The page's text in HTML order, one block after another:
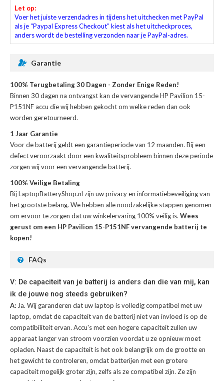
Let op:
Voer het juiste verzendadres in tijdens het uitchecken met PayPal
als je “Paypal Express Checkout” kiest als het uitcheckproces,
anders wordt de bestelling verzonden naar je PayPal-adres.
Garantie
100% Terugbetaling 30 Dagen - Zonder Enige Reden!
Binnen 30 dagen na ontvangst kan devervangende HP Pavilion 15-
P151NF accu die wij hebben gekocht om welke reden dan ook
worden geretourneerd.
1 Jaar Garantie
Voor debatterij geldt een garantieperiode van 12 maanden. Bij een
defect veroorzaakt door een kwaliteitsprobleem binnen deze periode
zorgen wij voor een vervangende batterij.
100% Veilige Betaling
Bij LaptopBatteryShop.nl zijn uw privacy en informatiebeveiliging van
het grootste belang. We hebben alle noodzakelijke stappen genomen
om ervoor te zorgen dat uw winkelervaring 100% veilig is. Wees
gerust om een HP Pavilion 15-P151NF vervangende batterij te
kopen!
FAQs
V: De capaciteit van je batterij is anders dan die van mij, kan
ik de jouwe nog steeds gebruiken?
A: Ja. Wij garanderen dat uw laptop is volledig compatibel met uw
laptop, omdat de capaciteit van de batterij niet van invloed is op de
compatibiliteit ervan. Accu's met een hogere capaciteit zullen uw
apparaat langer van stroom voorzien voordat u ze opnieuw moet
opladen. Naast de capaciteit is het ook belangrijk om de grootte en
het gewicht te controleren, omdat batterijen met een grotere
capaciteit mogelijk groter zijn, zelfs als ze compatibel zijn. Ze zijn